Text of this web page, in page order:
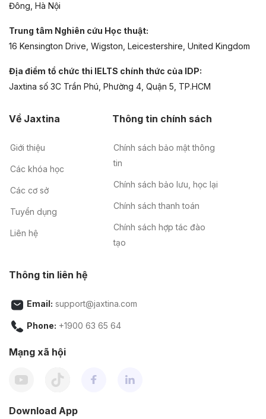
Đông, Hà Nội
Trung tâm Nghiên cứu Học thuật:
16 Kensington Drive, Wigston, Leicestershire, United Kingdom
Địa điểm tổ chức thi IELTS chính thức của IDP:
Jaxtina số 3C Trần Phú, Phường 4, Quận 5, TP.HCM
Về Jaxtina
Giới thiệu
Các khóa học
Các cơ sở
Tuyển dụng
Liên hệ
Thông tin chính sách
Chính sách bảo mật thông
tin
Chính sách bảo lưu, học lại
Chính sách thanh toán
Chính sách hợp tác đào
tạo
Thông tin liên hệ
Email: support@jaxtina.com
Phone: +1900 63 65 64
Mạng xã hội
Download App